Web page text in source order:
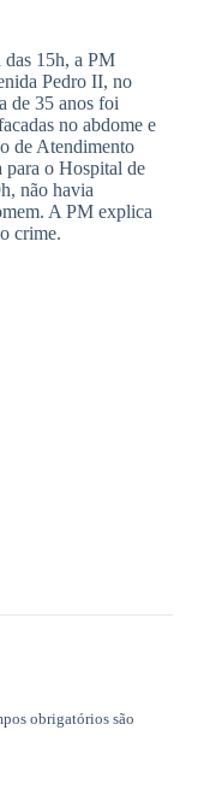
15h, a PM
Pedro II, no
de 35 anos foi
no abdome e
de Atendimento
para o Hospital de
não havia
A PM explica
crime.
obrigatórios são